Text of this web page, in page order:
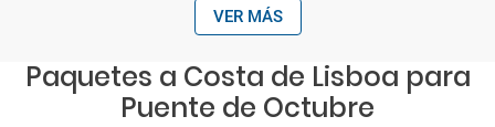
VER MÁS
Paquetes a Costa de Lisboa para
Puente de Octubre